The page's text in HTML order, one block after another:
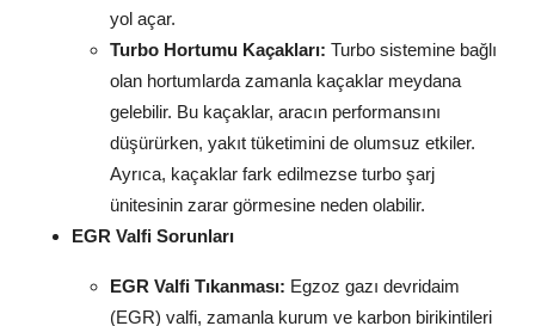
yol açar.
Turbo Hortumu Kaçakları: Turbo sistemine bağlı
olan hortumlarda zamanla kaçaklar meydana
gelebilir. Bu kaçaklar, aracın performansını
düşürürken, yakıt tüketimini de olumsuz etkiler.
Ayrıca, kaçaklar fark edilmezse turbo şarj
ünitesinin zarar görmesine neden olabilir.
EGR Valfi Sorunları
EGR Valfi Tıkanması: Egzoz gazı devridaim
(EGR) valfi, zamanla kurum ve karbon birikintileri